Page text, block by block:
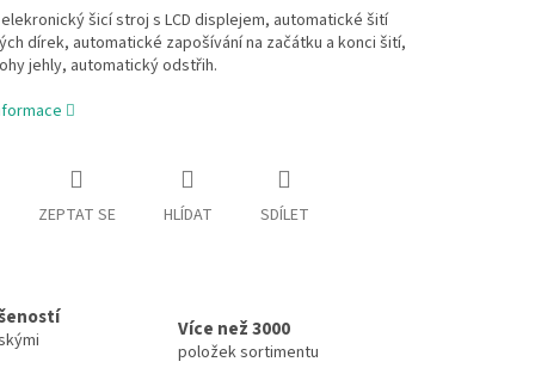
šicí stroj s LCD displejem, automatické šití
dírek, automatické zapošívání na začátku a konci šití,
jehly, automatický odstřih.
ZEPTAT SE HLÍDAT SDÍLET
Více než 3000
položek sortimentu